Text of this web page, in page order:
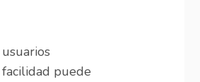
facilidad puede